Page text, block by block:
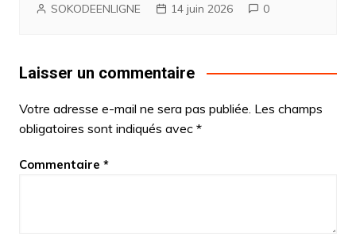
SOKODEENLIGNE 14 juin 2026 0
Laisser un commentaire
Votre adresse e-mail ne sera pas publiée. Les champs
obligatoires sont indiqués avec *
Commentaire *